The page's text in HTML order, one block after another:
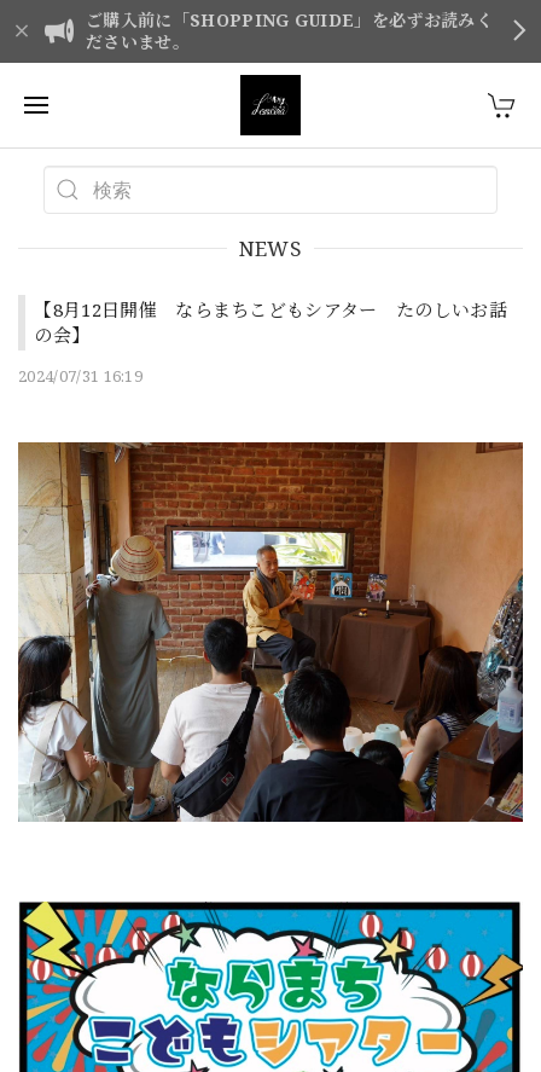
ご購入前に「SHOPPING GUIDE」を必ずお読みく
ださいませ。
NEWS
【8月12日開催 ならまちこどもシアター たのしいお話
の会】
2024/07/31 16:19